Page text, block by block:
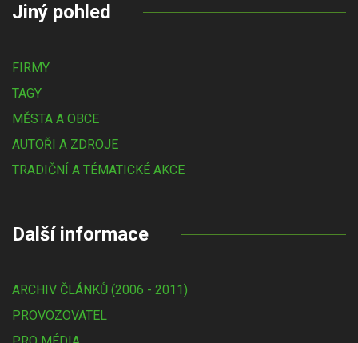
Jiný pohled
FIRMY
TAGY
MĚSTA A OBCE
AUTOŘI A ZDROJE
TRADIČNÍ A TÉMATICKÉ AKCE
Další informace
ARCHIV ČLÁNKŮ (2006 - 2011)
PROVOZOVATEL